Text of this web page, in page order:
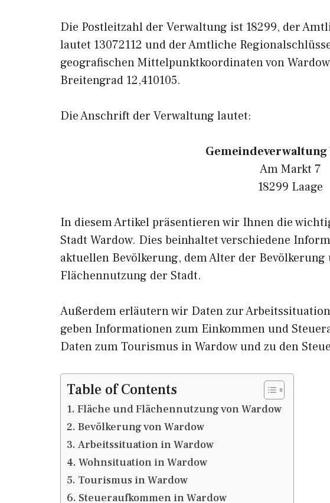
Die Postleitzahl der Verwaltung ist 18299, der
lautet 13072112 und der Amtliche
geografischen Mittelpunktkoordinaten von
Breitengrad 12,410105.
Die Anschrift der Verwaltung lautet:
Gemeindeverwaltung
Am Markt 7
18299 Laage
In diesem Artikel präsentieren wir Ihnen die
Stadt Wardow. Dies beinhaltet verschiedene
aktuellen Bevölkerung, dem Alter der
Flächennutzung der Stadt.
Außerdem erläutern wir Daten zur
geben Informationen zum Einkommen und
Daten zum Tourismus in Wardow und zu den
Table of Contents
Fläche und Flächennutzung von Wardow
Bevölkerung von Wardow
Arbeitssituation in Wardow
Wohnsituation in Wardow
Tourismus in Wardow
Steueraufkommen in Wardow